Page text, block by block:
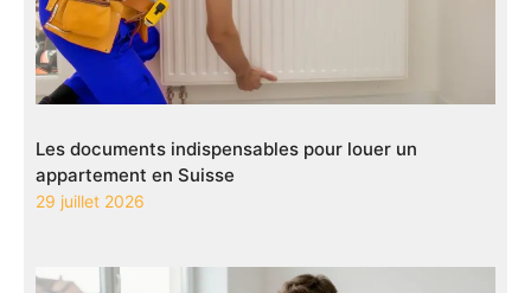
Les documents indispensables pour louer un
appartement en Suisse
29 juillet 2026